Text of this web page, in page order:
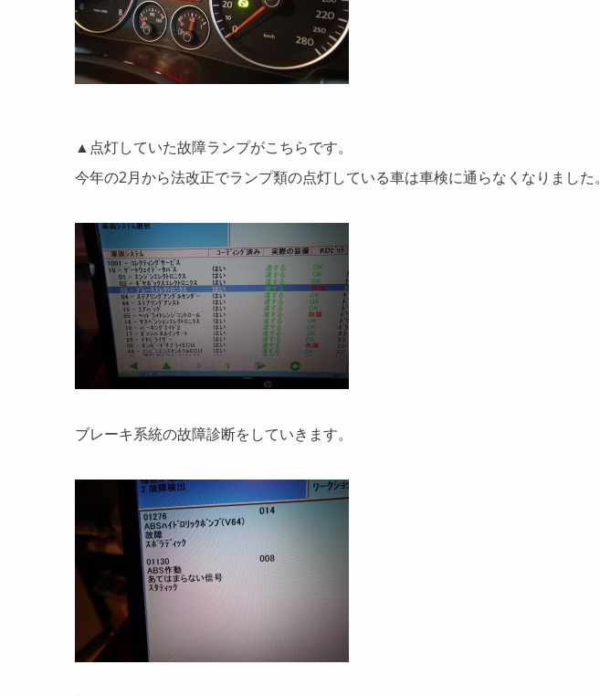
▲点灯していた故障ランプがこちらです。
今年の2月から法改正でランプ類の点灯している車は車検に通らなくなりました。
ブレーキ系統の故障診断をしていきます。